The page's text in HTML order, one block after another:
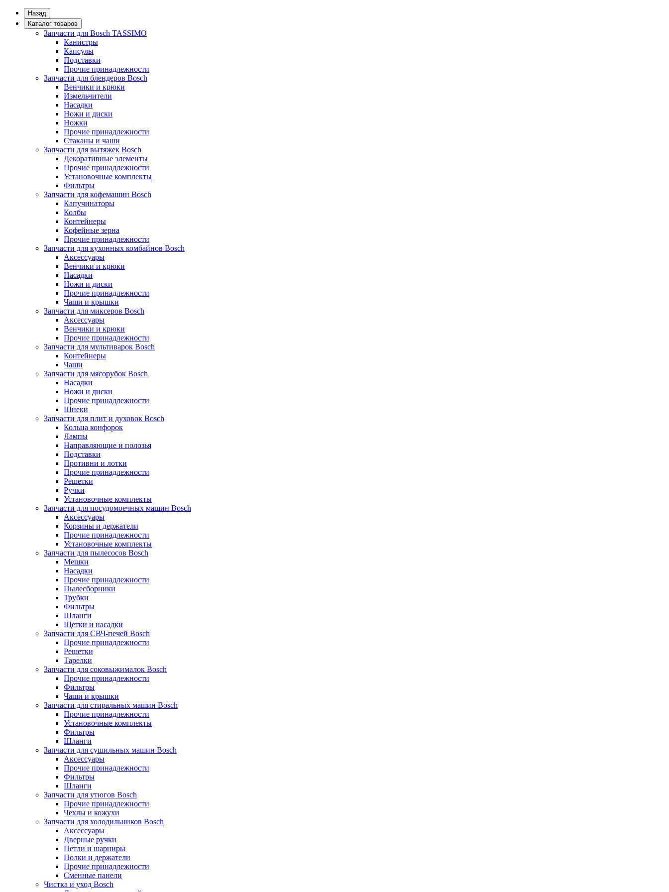
Назад
Каталог товаров
Запчасти для Bosch TASSIMO
Канистры
Капсулы
Подставки
Прочие принадлежности
Запчасти для блендеров Bosch
Венчики и крюки
Измельчители
Насадки
Ножи и диски
Ножки
Прочие принадлежности
Стаканы и чаши
Запчасти для вытяжек Bosch
Декоративные элементы
Прочие принадлежности
Установочные комплекты
Фильтры
Запчасти для кофемашин Bosch
Капучинаторы
Колбы
Контейнеры
Кофейные зерна
Прочие принадлежности
Запчасти для кухонных комбайнов Bosch
Аксессуары
Венчики и крюки
Насадки
Ножи и диски
Прочие принадлежности
Чаши и крышки
Запчасти для миксеров Bosch
Аксессуары
Венчики и крюки
Прочие принадлежности
Запчасти для мультиварок Bosch
Контейнеры
Чаши
Запчасти для мясорубок Bosch
Насадки
Ножи и диски
Прочие принадлежности
Шнеки
Запчасти для плит и духовок Bosch
Кольца конфорок
Лампы
Направляющие и полозья
Подставки
Противни и лотки
Прочие принадлежности
Решетки
Ручки
Установочные комплекты
Запчасти для посудомоечных машин Bosch
Аксессуары
Корзины и держатели
Прочие принадлежности
Установочные комплекты
Запчасти для пылесосов Bosch
Мешки
Насадки
Прочие принадлежности
Пылесборники
Трубки
Фильтры
Шланги
Щетки и насадки
Запчасти для СВЧ-печей Bosch
Прочие принадлежности
Решетки
Тарелки
Запчасти для соковыжималок Bosch
Прочие принадлежности
Фильтры
Чаши и крышки
Запчасти для стиральных машин Bosch
Прочие принадлежности
Установочные комплекты
Фильтры
Шланги
Запчасти для сушильных машин Bosch
Аксессуары
Прочие принадлежности
Фильтры
Шланги
Запчасти для утюгов Bosch
Прочие принадлежности
Чехлы и кожухи
Запчасти для холодильников Bosch
Аксессуары
Дверные ручки
Петли и шарниры
Полки и держатели
Прочие принадлежности
Сменные панели
Чистка и уход Bosch